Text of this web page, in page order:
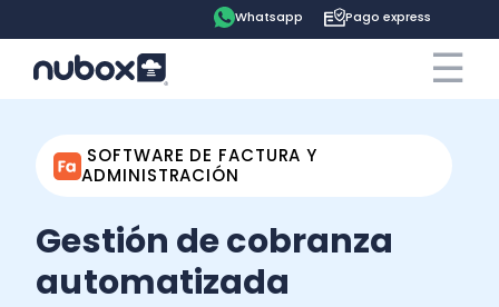
Whatsapp Pago express
☰
×
Cotiza ahora Contrata online
Tu espacio
SOFTWARE DE FACTURA Y
ADMINISTRACIÓN
Gestión de cobranza
automatizada